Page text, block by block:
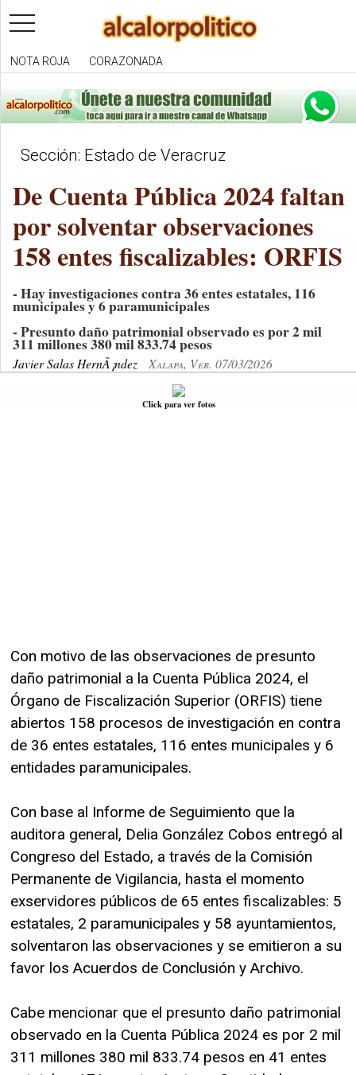
toggle
navigation
NOTA ROJA CORAZONADA
Sección: Estado de Veracruz
De Cuenta Pública 2024 faltan
por solventar observaciones
158 entes fiscalizables: ORFIS
- Hay investigaciones contra 36 entes estatales, 116
municipales y 6 paramunicipales
- Presunto daño patrimonial observado es por 2 mil
311 millones 380 mil 833.74 pesos
Javier Salas HernÃ¡ndez Xalapa, Ver. 07/03/2026
Click para ver fotos
Con motivo de las observaciones de presunto
daño patrimonial a la Cuenta Pública 2024, el
Órgano de Fiscalización Superior (ORFIS) tiene
abiertos 158 procesos de investigación en contra
de 36 entes estatales, 116 entes municipales y 6
entidades paramunicipales.
Con base al Informe de Seguimiento que la
auditora general, Delia González Cobos entregó al
Congreso del Estado, a través de la Comisión
Permanente de Vigilancia, hasta el momento
exservidores públicos de 65 entes fiscalizables: 5
estatales, 2 paramunicipales y 58 ayuntamientos,
solventaron las observaciones y se emitieron a su
favor los Acuerdos de Conclusión y Archivo.
Cabe mencionar que el presunto daño patrimonial
observado en la Cuenta Pública 2024 es por 2 mil
311 millones 380 mil 833.74 pesos en 41 entes